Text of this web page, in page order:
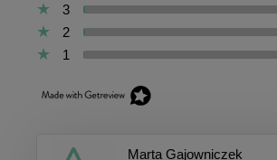
3
2
1
Marta Gajowniczek